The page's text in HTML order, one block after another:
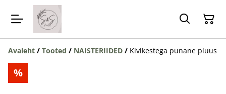
Avaleht / Tooted / NAISTERIIDED / Kivikestega punane pluus
%